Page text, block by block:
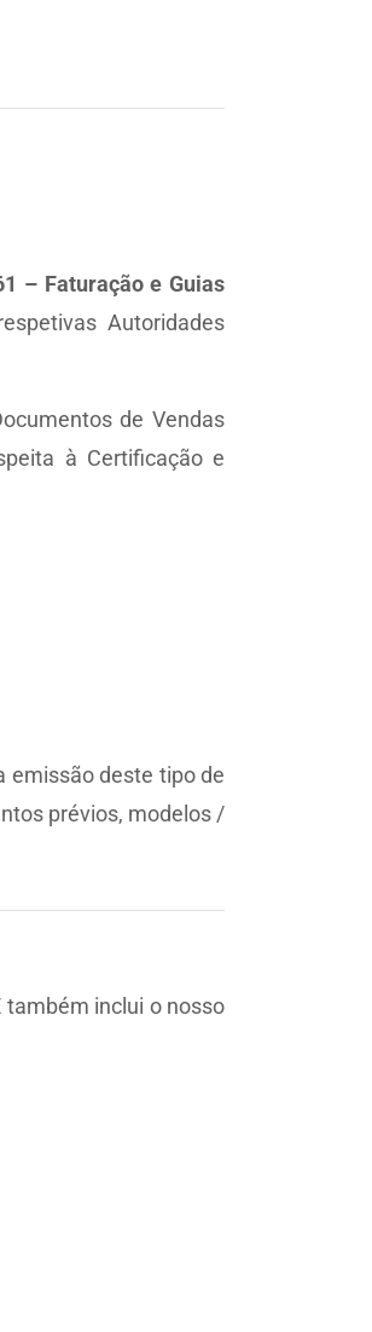
– Faturação e Guias
Autoridades
de Vendas
à Certificação e
emissão deste tipo de
prévios, modelos /
também inclui o nosso